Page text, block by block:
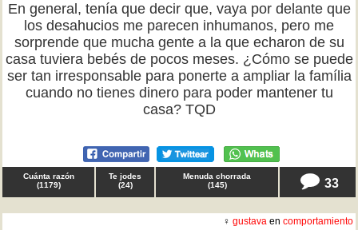
En general, tenía que decir que, vaya por delante que
los desahucios me parecen inhumanos, pero me
sorprende que mucha gente a la que echaron de su
casa tuviera bebés de pocos meses. ¿Cómo se puede
ser tan irresponsable para ponerte a ampliar la família
cuando no tienes dinero para poder mantener tu
casa? TQD
Cuánta razón
(1179)
Te jodes
(24)
Menuda chorrada
(145) 33
♀ gustava en comportamiento